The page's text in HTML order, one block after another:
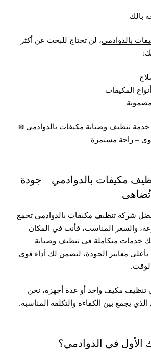
بالك
بالدوادمي، لن تحتاج للبحث عن أكثر
المكيفات
تنظيف وصيانة مكيفات بالدوادمي ❄️
– راحة مستمرة
مكيفات بالدوادمي – جودة
تُضاهى
شركة تنظيف مكيفات بالدوادمي تجمع
والسعر المناسب، فأنت في المكان
خدمات متكاملة في تنظيف وصيانة
بأعلى معايير الجودة، لنضمن لك أداء قوي
تنظيف مكيف واحد أو عدة أجهزة، نحن
يجمع بين الكفاءة والتكلفة المناسبة.
الأول في الدوادمي؟